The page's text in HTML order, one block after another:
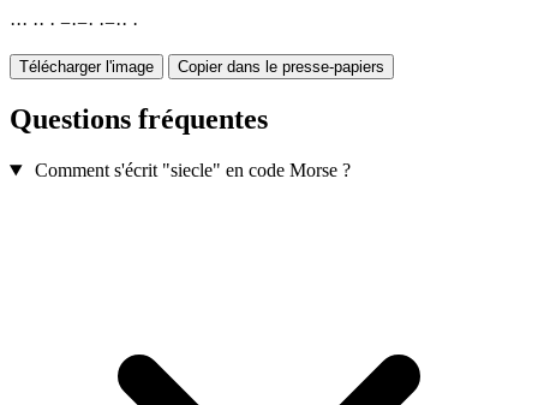
··· ·· · −·−· ·−·· ·
Télécharger l'image Copier dans le presse-papiers
Questions fréquentes
Comment s'écrit "siecle" en code Morse ?